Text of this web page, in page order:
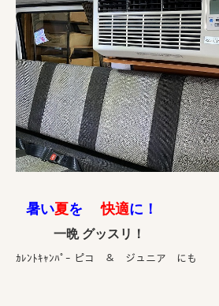
暑い夏を快適に！
一晩 グッスリ！
ｶﾚﾝﾄｷｬﾝﾊﾟｰ ピコ ＆ ジュニア にも